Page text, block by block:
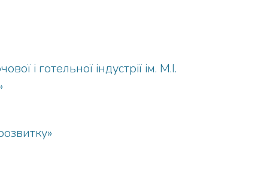
і готельної індустрії ім. М.І.